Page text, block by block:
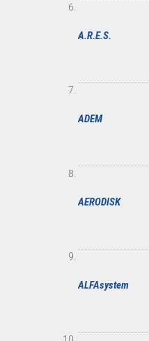
A.R.E.S.
ADEM
AERODISK
ALFAsystem